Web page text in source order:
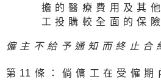
擔的醫療費用及其
工投購較全面的保
僱主不給予通知而終止合
第 11條：倘傭工在受僱期